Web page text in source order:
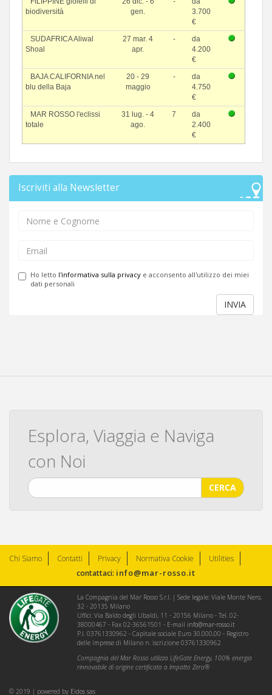
biodiversità
gen.
3.700
€
SUDAFRICA Aliwal
Shoal
27 mar. 4
apr.
-
da
4.200
€
BAJA CALIFORNIA nel
blu della Baja
20 - 29
maggio
-
da
4.750
€
MAR ROSSO l'eclissi
totale
31 lug. - 4
ago.
7
da
2.400
€
Iscriviti alla Newsletter
Ho letto l'informativa sulla privacy e acconsento all'utilizzo dei miei
dati personali
INVIA
Esplora, Viaggia e Naviga
con Noi
CERCA
Chi Siamo Contatti Privacy Normativa Cookie
Utilities
contattaci: info@mar-rosso.it
La Compagnia del Mar Rosso S.r.l. | Sede legale: Viale Monte Nero,
32 - 20135 Milano
Uffici: Via Baldo degli Ubaldi, 11 - 20156 Milano - Tel. 02-
38000467 - Fax 02-36561501 - E-mail info@mar-rosso.it
P.I. 03761330962 - Capitale sociale Euro 30.000,00 - Registro
delle imprese di Milano n. iscrizione 03761330962
Compagnia del Mar Rosso utilizza LifeGate Energy, 100% energia
rinnovabile di origine certificata a Impatto Zero®
© 2019 | powered by Eidos sas